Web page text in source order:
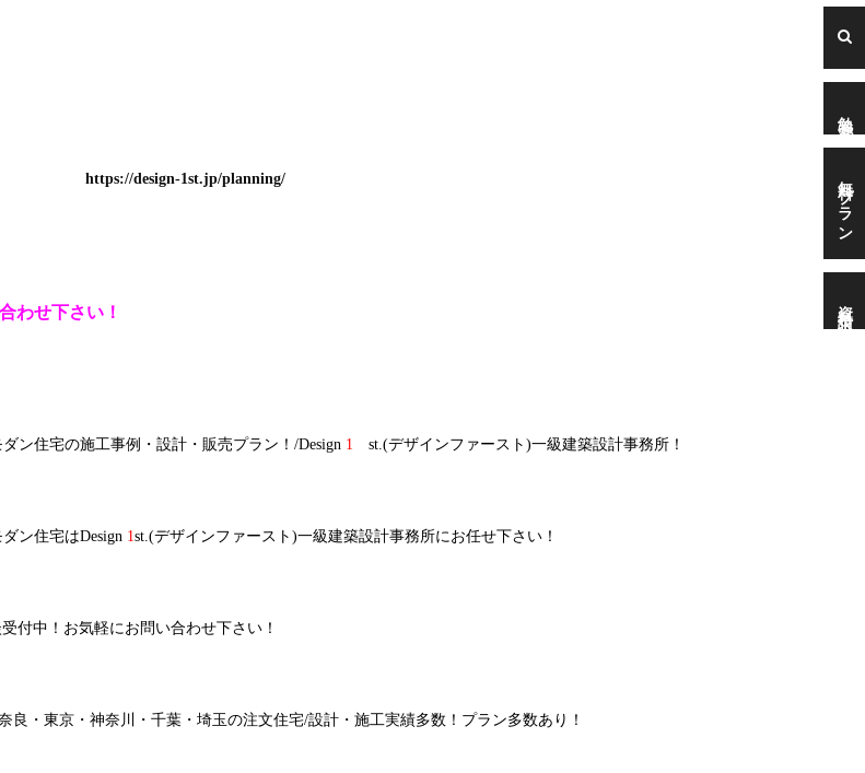
無料プラン
https://design-1st.jp/planning/
わせ下さい！
ン住宅の施工事例・設計・販売プラン！/Design 1 st.(デザインファースト)一級建築設計事務所！
ン住宅はDesign 1st.(デザインファースト)一級建築設計事務所にお任せ下さい！
付中！お気軽にお問い合わせ下さい！
・東京・神奈川・千葉・埼玉の注文住宅/設計・施工実績多数！プラン多数あり！